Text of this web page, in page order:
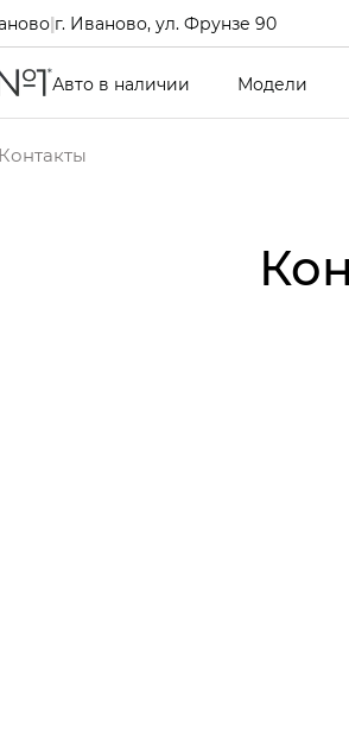
|г. Иваново, ул. Фрунзе 90
Авто в наличии Модели
Контакты